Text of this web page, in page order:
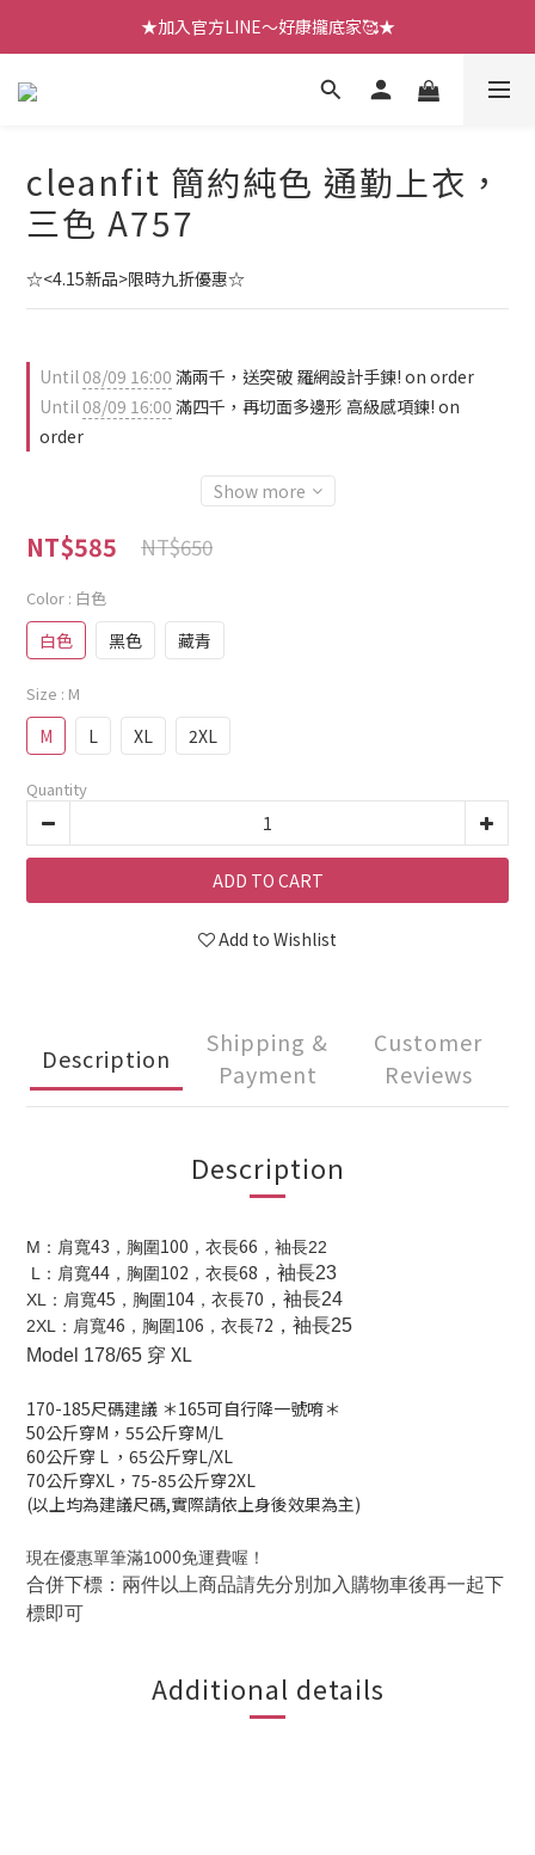
【七月新品】上架了!! 限時折扣優惠😍
★加入官方LINE～好康攏底家🥰★
【七月新品】上架了!! 限時折扣優惠😍
cleanfit 簡約純色 通勤上衣，
三色 A757
☆<4.15新品>限時九折優惠☆
Until08/09 16:00 滿兩千，送突破 羅網設計手鍊! on order
Until08/09 16:00 滿四千，再切面多邊形 高級感項鍊! on
order
Show more
NT$585 NT$650
Color : 白色
白色 黑色 藏青
Size : M
M L XL 2XL
Quantity
ADD TO CART
Add to Wishlist
Description
Shipping &
Payment
Customer
Reviews
Description
M ：肩寬43 ，胸圍100 ，衣長66 ，袖長22
L
：肩寬44 ，胸圍102 ，衣長68 ，袖長23
XL ：肩寬45 ，胸圍104 ，衣長70 ，袖長24
2XL ：肩寬46 ，胸圍106 ，衣長72 ，袖長25
Model 178/65 穿 XL
170-185尺碼建議 ＊165可自行降一號唷＊
50公斤穿M， 55公斤穿M/L
60公斤穿 L ， 65公斤穿L/XL
70公斤穿XL， 75-85公斤穿2XL
(以上均為建議尺碼,實際請依上身後效果為主)
現在優惠單筆滿1000免運費喔！
合併下標：兩件以上商品請先分別加入購物車後再一起下
標即可
Additional details